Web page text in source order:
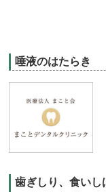
唾液のはたらき
歯ぎしり、食い